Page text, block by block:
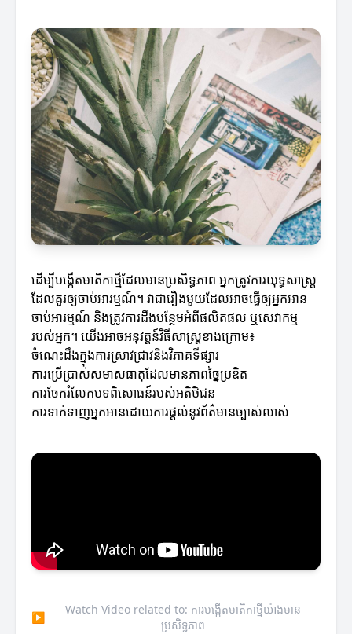
ដើម្បីបង្កើតមាតិកាថ្មីដែលមានប្រសិទ្ធភាព អ្នកត្រូវការយុទ្ធសាស្ត្រ
ដែលគួរឲ្យចាប់អារម្មណ៍។ វាជារឿងមួយដែលអាចធ្វើឲ្យអ្នកអាន
ចាប់អារម្មណ៍ និងត្រូវការដឹងបន្ថែមអំពីផលិតផល ឬសេវាកម្ម
របស់អ្នក។ យើងអាចអនុវត្តន៍វិធីសាស្ត្រខាងក្រោម៖
ចំណេះដឹងក្នុងការស្រាវជ្រាវនិងវិភាគទីផ្សារ
ការប្រើប្រាស់សមាសធាតុដែលមានភាពច្នៃប្រឌិត
ការចែករំលែកបទពិសោធន៍របស់អតិថិជន
ការទាក់ទាញអ្នកអានដោយការផ្តល់នូវព័ត៌មានច្បាស់លាស់
▶
Watch Video related to: ការបង្កើតមាតិកាថ្មីយ៉ាងមាន
ប្រសិទ្ធភាព